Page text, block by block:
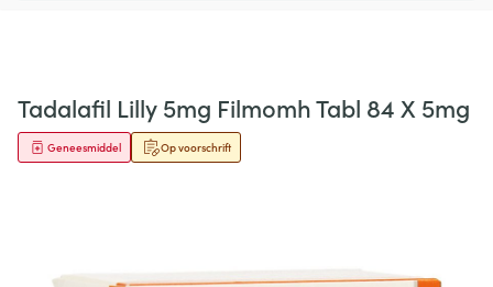
Tadalafil Lilly 5mg Filmomh Tabl 84 X 5mg
Op voorschrift
Geneesmiddel